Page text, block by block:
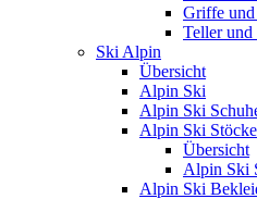
Griffe und
Teller und
Ski Alpin
Übersicht
Alpin Ski
Alpin Ski
Alpin Ski Stöcke
Übersicht
Alpin Ski
Alpin Ski